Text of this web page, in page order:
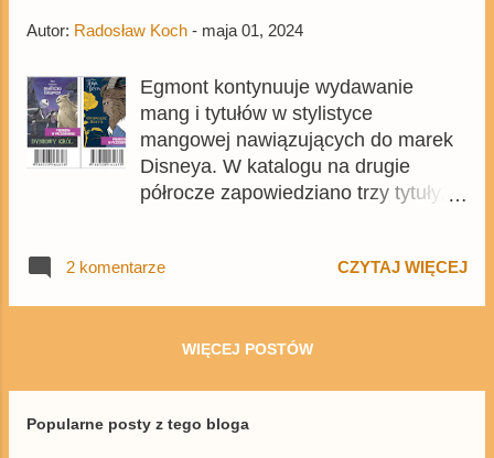
Autor: Radosław Koch - maja 01, 2024
Egmont kontynuuje wydawanie
mang i tytułów w stylistyce
mangowej nawiązujących do marek
Disneya. W katalogu na drugie
półrocze zapowiedziano trzy tytuły, z
wydawał do tej pory, choć w dwóch
2 komentarze CZYTAJ WIĘCEJ
WIĘCEJ POSTÓW
Popularne posty z tego bloga